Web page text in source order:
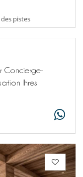
pistes
Concierge-
Ihres